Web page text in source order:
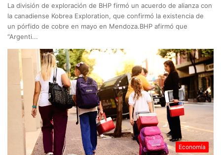
La división de exploración de BHP firmó un acuerdo de alianza con
la canadiense Kobrea Exploration, que confirmó la existencia de
un pórfido de cobre en mayo en Mendoza.BHP afirmó que
“Argenti...
Economía